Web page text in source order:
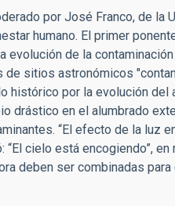
por José Franco, de la
humano. El primer
evolución de la
sitios astronómicos
histórico por la evolución del
drástico en el alumbrado
“El efecto de la luz
cielo está encogiendo”,
deben ser combinadas